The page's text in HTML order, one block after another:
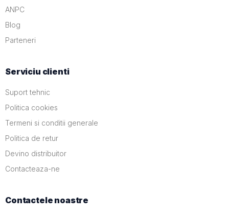
ANPC
Blog
Parteneri
Serviciu clienti
Suport tehnic
Politica cookies
Termeni si conditii generale
Politica de retur
Devino distribuitor
Contacteaza-ne
Contactele noastre